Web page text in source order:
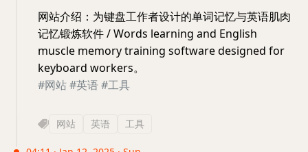
网站介绍：为键盘工作者设计的单词记忆与英语肌肉
记忆锻炼软件 / Words learning and English
muscle memory training software designed for
keyboard workers。
#网站#英语#工具
网站 英语 工具